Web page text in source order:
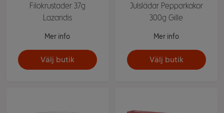
Filokrustader 37g
Lazaridis
Mer info
Välj butik
Julslädar Pepparkakor
300g Gille
Mer info
Välj butik